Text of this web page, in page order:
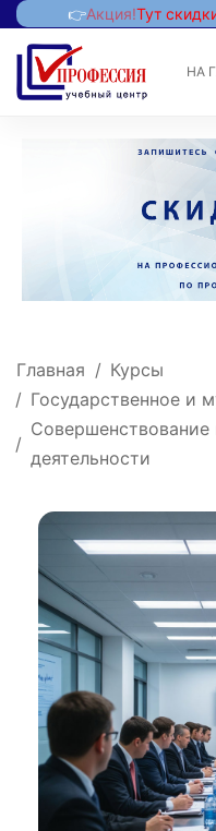
👉Акция!Тут
НА
Главная
Курсы
Государственное и
Совершенствование
деятельности